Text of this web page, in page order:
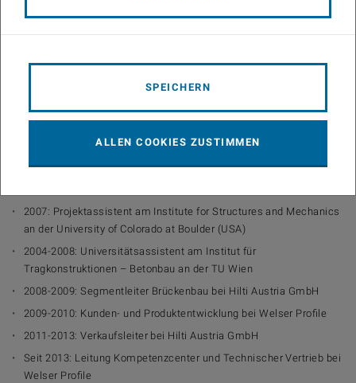
Lebenslauf
Ingenieurbau an der TU Wien
2004-2008: Doktoratstudium Bauingenieurwesen an der TU Wien
Beruflicher Werdegang
2007: Projektassistent am Institute for Structures and Mechanics
an der University of Colorado at Boulder (USA)
2004-2008: Universitätsassistent am Institut für
Tragkonstruktionen – Betonbau an der TU Wien
2008-2009: Segmentleiter Brückenbau bei Hilti Austria GmbH
2009-2010: Kunden- und Produktentwicklung bei Welser Profile
2011-2013: Verkaufsleiter bei Hilti Austria GmbH
Seit 2013: Leitung Kompetenzcenter und Technischer Vertrieb bei
Welser Profile
SPEICHERN
ALLEN COOKIES ZUSTIMMEN